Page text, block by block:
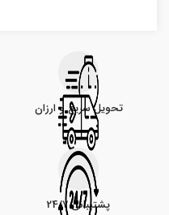
تحویل سریع و ارزان
پشتیبانی 24/7